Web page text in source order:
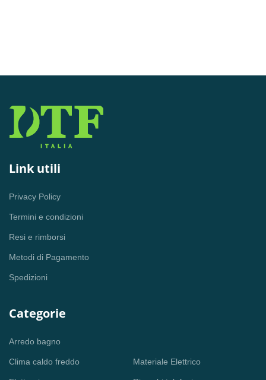
Link utili
Privacy Policy
Termini e condizioni
Resi e rimborsi
Metodi di Pagamento
Spedizioni
Categorie
Arredo bagno
Clima caldo freddo Materiale Elettrico